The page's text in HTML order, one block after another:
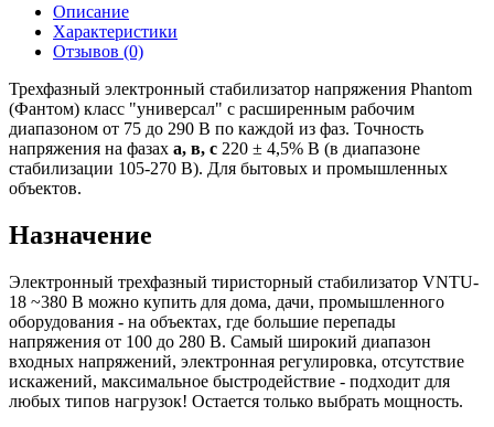
Описание
Характеристики
Отзывов (0)
Трехфазный электронный стабилизатор напряжения Phantom
(Фантом) класс "универсал" с расширенным рабочим
диапазоном от 75 до 290 В по каждой из фаз. Точность
напряжения на фазах а, в, с 220 ± 4,5% В (в диапазоне
стабилизации 105-270 В). Для бытовых и промышленных
объектов.
Назначение
Электронный трехфазный тиристорный стабилизатор VNTU-
18 ~380 В можно купить для дома, дачи, промышленного
оборудования - на объектах, где большие перепады
напряжения от 100 до 280 В. Самый широкий диапазон
входных напряжений, электронная регулировка, отсутствие
искажений, максимальное быстродействие - подходит для
любых типов нагрузок! Остается только выбрать мощность.